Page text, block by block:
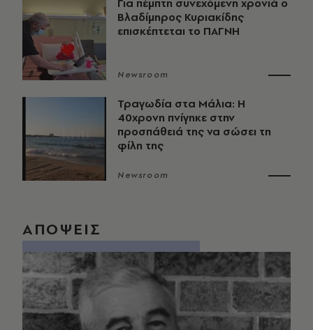
Για πέμπτη συνεχόμενη χρονιά ο
Βλαδίμηρος Κυριακίδης
επισκέπτεται το ΠΑΓΝΗ
Newsroom
Τραγωδία στα Μάλια: Η
40χρονη πνίγηκε στην
προσπάθειά της να σώσει τη
φίλη της
Newsroom
ΑΠΟΨΕΙΣ